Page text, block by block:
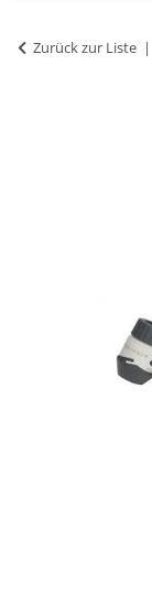
Zurück zur Liste